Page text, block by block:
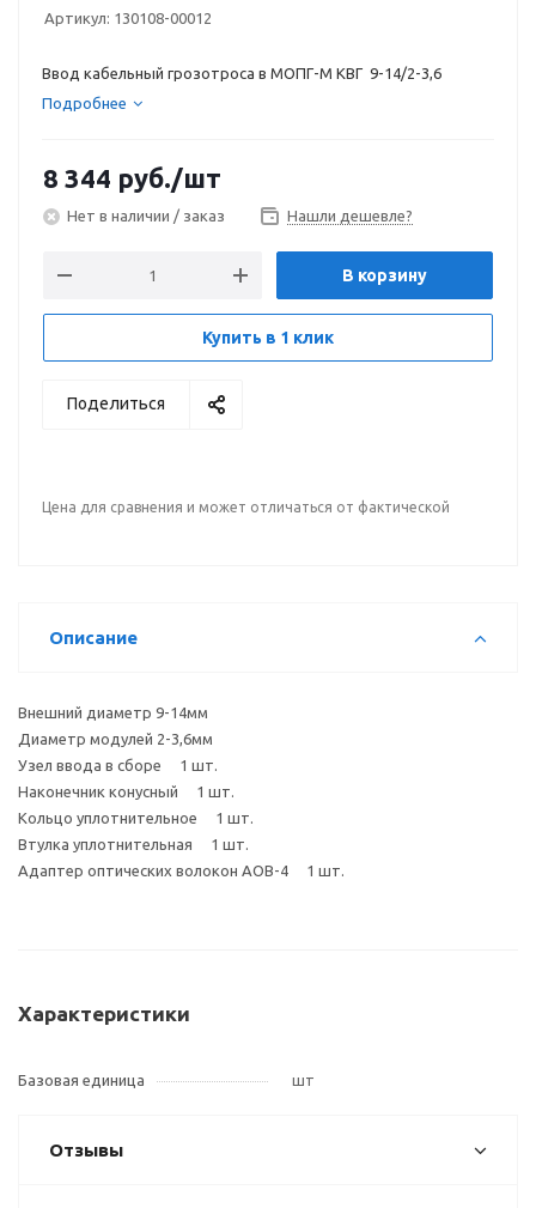
Артикул: 130108-00012
Ввод кабельный грозотроса в МОПГ-М КВГ 9-14/2-3,6
Подробнее
8 344 руб./шт
Нет в наличии / заказ Нашли дешевле?
В корзину
Купить в 1 клик
Поделиться
Цена для сравнения и может отличаться от фактической
Описание
Внешний диаметр 9-14мм
Диаметр модулей 2-3,6мм
Узел ввода в сборе 1 шт.
Наконечник конусный 1 шт.
Кольцо уплотнительное 1 шт.
Втулка уплотнительная 1 шт.
Адаптер оптических волокон АОВ-4 1 шт.
Характеристики
Базовая единица шт
Отзывы